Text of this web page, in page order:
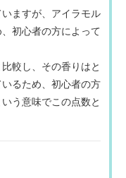
ますが、アイラモル
初心者の方によって
較し、その香りはと
るため、初心者の方
う意味でこの点数と